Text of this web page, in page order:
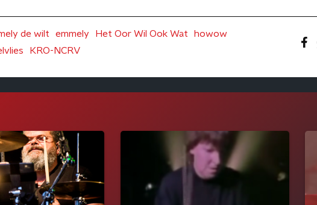
de wilt emmely Het Oor Wil Ook Wat
howow
KRO-NCRV